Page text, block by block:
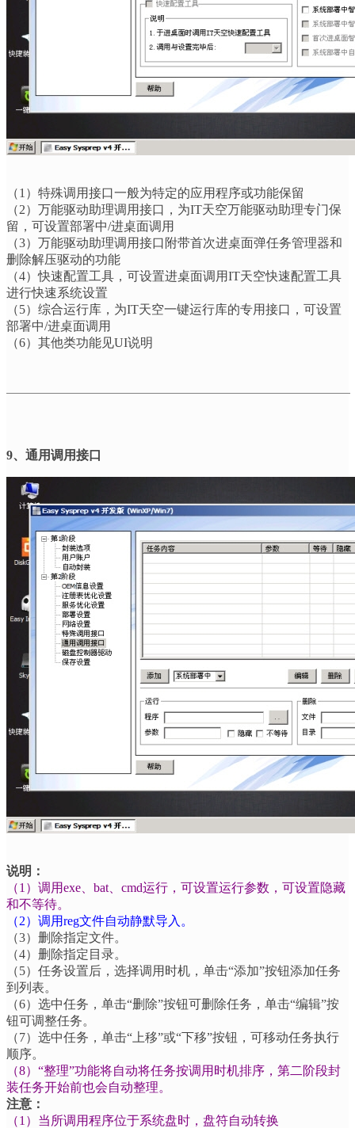
（1 ）特殊调用接口一般为特定的应用程序或功能保留
（2）万能驱动助理调用接口，为IT天空万能驱动助理专门保
留，可设置部署中/进桌面调用
（3）万能驱动助理调用接口附带首次进桌面弹任务管理器和
删除解压驱动的功能
（4）快速配置工具，可设置进桌面调用IT天空快速配置工具
进行快速系统设置
（5）综合运行库，为IT天空一键运行库的专用接口，可设置
部署中/进桌面调用
（6）其他类功能见UI说明
9、通用调用接口
说明：
（1 ）调用exe bat cmd运行，可设置运行参数，可设置隐藏
和不等待。
（2）调用reg文件自动静默导入。
（3）删除指定文件。
（4）删除指定目录。
（5）任务设置后，选择调用时机，单击“添加”按钮添加任务
到列表。
（6）选中任务，单击“删除”按钮可删除任务，单击“编辑”按
钮可调整任务。
（7）选中任务，单击“ 上移”或“下移”按钮，可移动任务执行
顺序。
（8） “整理”功能将自动将任务按调用时机排序，第二阶段封
装任务开始前也会自动整理。
注意：
（1 ）当所调用程序位于系统盘时，盘符自动转换